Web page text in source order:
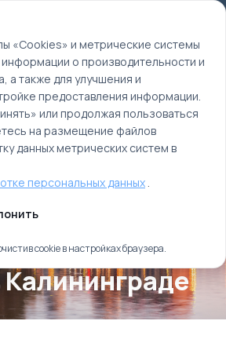
Калининграде
«Cookies» и метрические системы
о производительности и
а также для улучшения и
предоставления информации.
или продолжая пользоваться
на размещение файлов
данных метрических систем в
персональных данных.
cookie в настройках браузера.